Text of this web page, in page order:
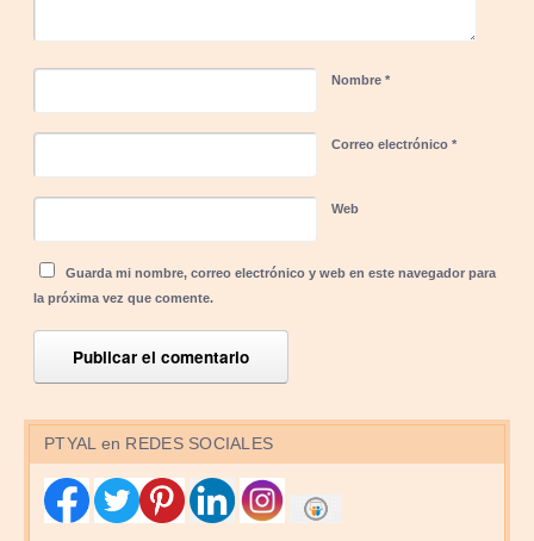
Nombre*
Correo electrónico*
Web
Guarda mi nombre, correo electrónico y web en este navegador para
la próxima vez que comente.
PTYAL en REDES SOCIALES